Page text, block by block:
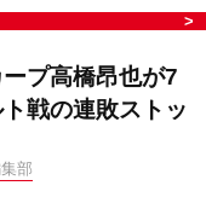
プ高橋昂也が7
戦の連敗ストッ
部